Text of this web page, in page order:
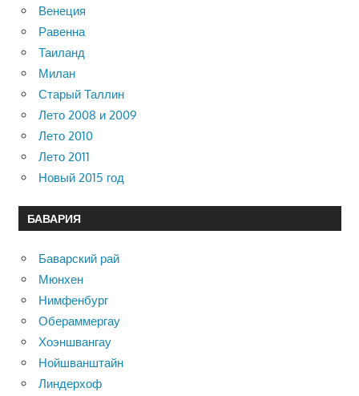
Венеция
Равенна
Таиланд
Милан
Старый Таллин
Лето 2008 и 2009
Лето 2010
Лето 2011
Новый 2015 год
БАВАРИЯ
Баварский рай
Мюнхен
Нимфенбург
Обераммергау
Хоэншвангау
Нойшванштайн
Линдерхоф